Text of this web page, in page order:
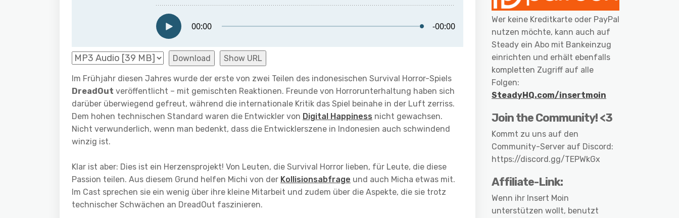
Download Show URL
Im Frühjahr diesen Jahres wurde der erste von zwei Teilen des indonesischen Survival Horror-Spiels
DreadOut veröffentlicht – mit gemischten Reaktionen. Freunde von Horrorunterhaltung haben sich
darüber überwiegend gefreut, während die internationale Kritik das Spiel beinahe in der Luft zerriss.
Dem hohen technischen Standard waren die Entwickler von Digital Happiness nicht gewachsen.
Nicht verwunderlich, wenn man bedenkt, dass die Entwicklerszene in Indonesien auch schwindend
winzig ist.
Klar ist aber: Dies ist ein Herzensprojekt! Von Leuten, die Survival Horror lieben, für Leute, die diese
Passion teilen. Aus diesem Grund helfen Michi von der Kollisionsabfrage und auch Micha etwas mit.
Im Cast sprechen sie ein wenig über ihre kleine Mitarbeit und zudem über die Aspekte, die sie trotz
technischer Schwächen an DreadOut faszinieren.
Wer keine Kreditkarte oder PayPal
nutzen möchte, kann auch auf
Steady ein Abo mit Bankeinzug
einrichten und erhält ebenfalls
kompletten Zugriff auf alle
Folgen:
SteadyHQ.com/insertmoin
Join the Community! <3
Kommt zu uns auf den
Community-Server auf Discord:
https://discord.gg/TEPWkGx
Affiliate-Link:
Wenn ihr Insert Moin
unterstützen wollt, benutzt